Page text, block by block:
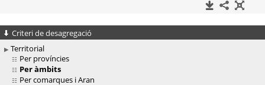
Criteri de desagregació
Territorial
Per províncies
Per àmbits
Per comarques i Aran